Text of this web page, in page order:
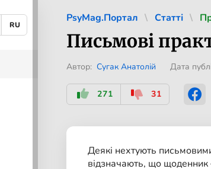
RU
PsyMag.Портал Статті
Письмові
Автор: Сугак Анатолій Дата
271 31
Деякі нехтують
відзначають, що